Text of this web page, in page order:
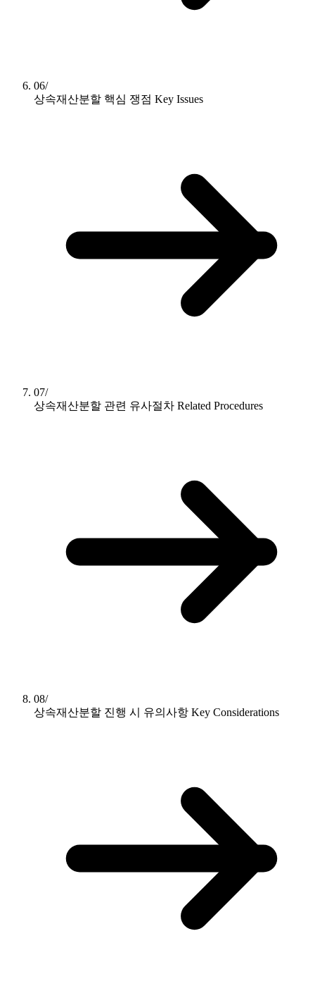
06/
상속재산분할 핵심 쟁점 Key Issues
07/
상속재산분할 관련 유사절차 Related Procedures
08/
상속재산분할 진행 시 유의사항 Key Considerations